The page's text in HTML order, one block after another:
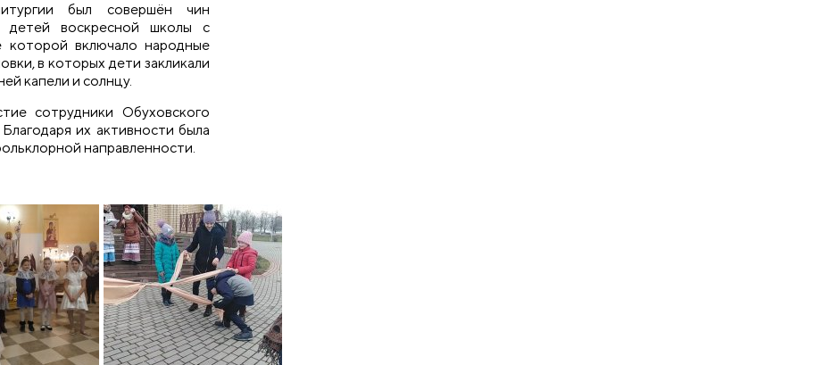
был совершён чин
воскресной школы с
которой включало народные
в которых дети закликали
капели и солнцу.
сотрудники Обуховского
их активности была
направленности.